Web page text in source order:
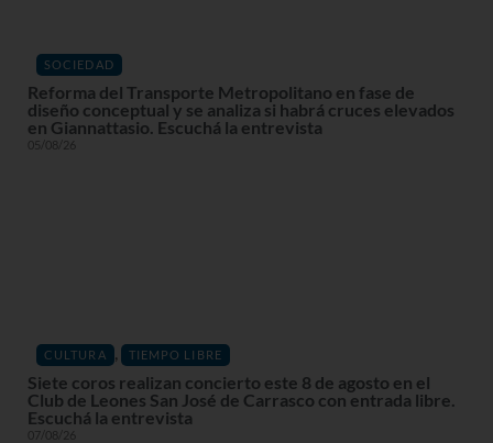
SOCIEDAD
Reforma del Transporte Metropolitano en fase de
diseño conceptual y se analiza si habrá cruces elevados
en Giannattasio. Escuchá la entrevista
05/08/26
CULTURA , TIEMPO LIBRE
Siete coros realizan concierto este 8 de agosto en el
Club de Leones San José de Carrasco con entrada libre.
Escuchá la entrevista
07/08/26